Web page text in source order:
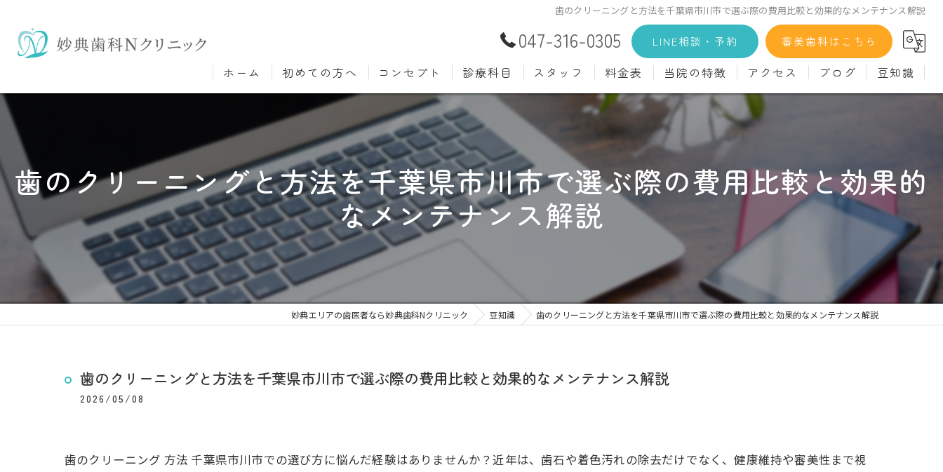
歯のクリーニングと方法を千葉県市川市で選ぶ際の費用比較と効果的なメンテナンス解説
047-316-0305 LINE相談・予約 審美歯科はこちら
ホーム 初めての方へ コンセプト 診療科目
むし歯治療 予防歯科
小児歯科 入れ歯(義歯)
口腔外科 歯周病治療
ホワイトニング 歯科検診
親知らず
大人の矯正 子どもの矯正
スタッフ 料金表
材料詳細
自費診療料金
当院の特徴
マウスピース矯正
インプラント
セラミック
施設基準
アクセス ブログ 豆知識
歯のクリーニングと方法を千葉県市川市で選ぶ際の費用比較と効果的
なメンテナンス解説
妙典エリアの歯医者なら妙典歯科Nクリニック 豆知識 歯のクリーニングと方法を千葉県市川市で選ぶ際の費用比較と効果的なメンテナンス解説
歯のクリーニングと方法を千葉県市川市で選ぶ際の費用比較と効果的なメンテナンス解説
2026/05/08
歯のクリーニング 方法 千葉県市川市での選び方に悩んだ経験はありませんか？近年は、歯石や着色汚れの除去だけでなく、健康維持や審美性まで視